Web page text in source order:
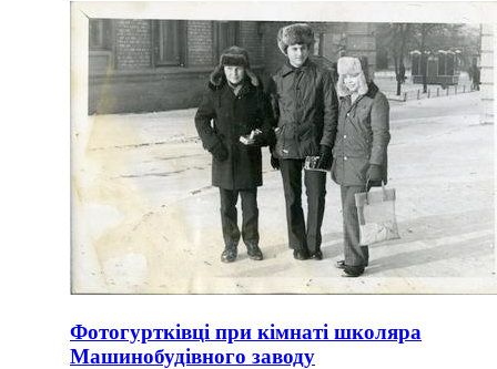
Фотогуртківці при кімнаті школяра
Машинобудівного заводу